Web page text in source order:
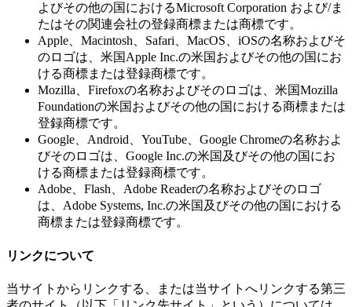
よびその他の国におけるMicrosoft Corporation および/ま
たはその関連会社の登録商標または商標です。
Apple、Macintosh、Safari、MacOS、iOSの名称およびそ
のロゴは、米国Apple Inc.の米国およびその他の国にお
ける商標または登録商標です。
Mozilla、Firefoxの名称およびそのロゴは、米国Mozilla
Foundationの米国およびその他の国における商標または
登録商標です。
Google、Android、YouTube、Google Chromeの名称およ
びそのロゴは、Google Inc.の米国及びその他の国にお
ける商標または登録商標です。
Adobe、Flash、Adobe Readerの名称およびそのロゴ
は、Adobe Systems, Inc.の米国及びその他の国における
商標または登録商標です。
リンクについて
当サイトからリンクする、または当サイトへリンクする第三